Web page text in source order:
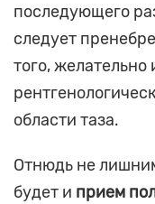
последующего
следует
того, желательно
области таза.
Отнюдь не
будет и прием